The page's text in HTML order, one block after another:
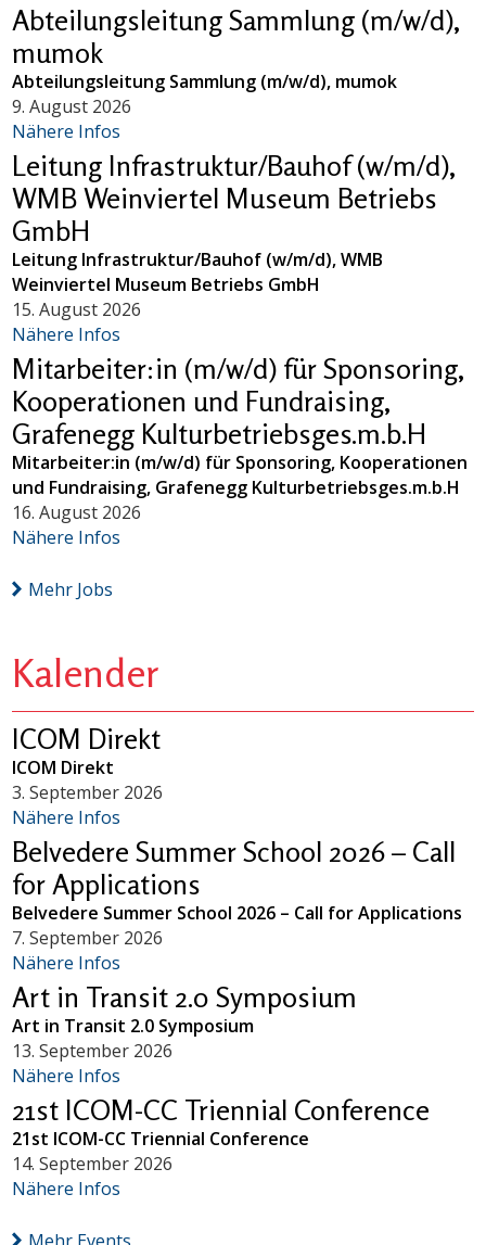
Abteilungsleitung Sammlung (m/w/d),
mumok
Abteilungsleitung Sammlung (m/w/d), mumok
9. August 2026
Nähere Infos
Leitung Infrastruktur/Bauhof (w/m/d),
WMB Weinviertel Museum Betriebs
GmbH
Leitung Infrastruktur/Bauhof (w/m/d), WMB
Weinviertel Museum Betriebs GmbH
15. August 2026
Nähere Infos
Mitarbeiter:in (m/w/d) für Sponsoring,
Kooperationen und Fundraising,
Grafenegg Kulturbetriebsges.m.b.H
Mitarbeiter:in (m/w/d) für Sponsoring, Kooperationen
und Fundraising, Grafenegg Kulturbetriebsges.m.b.H
16. August 2026
Nähere Infos
Mehr Jobs
Kalender
ICOM Direkt
ICOM Direkt
3. September 2026
Nähere Infos
Belvedere Summer School 2026 – Call
for Applications
Belvedere Summer School 2026 – Call for Applications
7. September 2026
Nähere Infos
Art in Transit 2.0 Symposium
Art in Transit 2.0 Symposium
13. September 2026
Nähere Infos
21st ICOM-CC Triennial Conference
21st ICOM-CC Triennial Conference
14. September 2026
Nähere Infos